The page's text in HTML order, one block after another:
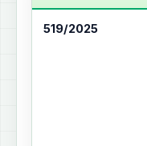
519/2025